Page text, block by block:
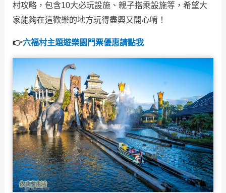
村攻略，包含10大必玩設施、親子搭乘設施等，希望大
家能夠在這歡樂的地方玩得盡興又開心唷！
👉六福村主題遊樂園門票優惠請點我